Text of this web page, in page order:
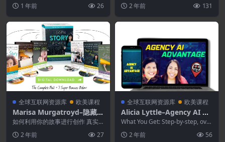
更多收入？ 发现 非...
1 年前 26
了...2 年前 131
全球互联网资源库 欧美课程
Marisa Murgatroyd–隐藏的
故事力量
如何利用你的故事进行创作 真实
起他人共鸣的故事。...
2 年前 27
全球互联网资源库 欧美课程
Alicia Lyttle–Agency AI Ad
vantage
What You Get: Step-by-step, over
2 年前 56